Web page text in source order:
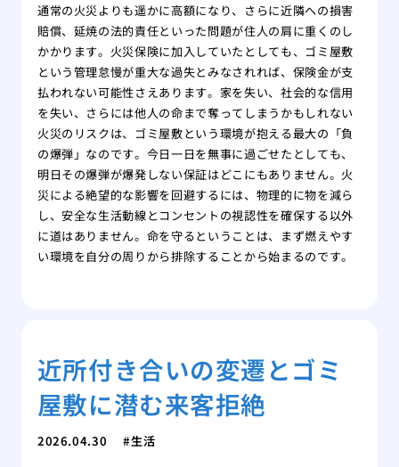
通常の火災よりも遥かに高額になり、さらに近隣への損害
賠償、延焼の法的責任といった問題が住人の肩に重くのし
かかります。火災保険に加入していたとしても、ゴミ屋敷
という管理怠慢が重大な過失とみなされれば、保険金が支
払われない可能性さえあります。家を失い、社会的な信用
を失い、さらには他人の命まで奪ってしまうかもしれない
火災のリスクは、ゴミ屋敷という環境が抱える最大の「負
の爆弾」なのです。今日一日を無事に過ごせたとしても、
明日その爆弾が爆発しない保証はどこにもありません。火
災による絶望的な影響を回避するには、物理的に物を減ら
し、安全な生活動線とコンセントの視認性を確保する以外
に道はありません。命を守るということは、まず燃えやす
い環境を自分の周りから排除することから始まるのです。
近所付き合いの変遷とゴミ
屋敷に潜む来客拒絶
2026.04.30 生活